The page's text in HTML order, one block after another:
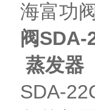
海富功
阀SDA-
蒸发器
SDA-